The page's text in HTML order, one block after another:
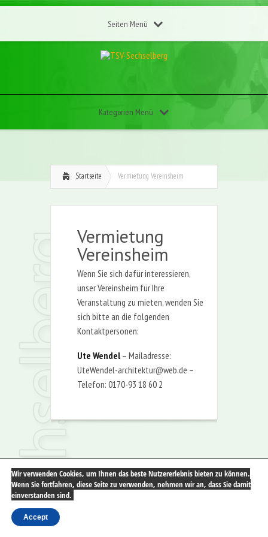
Seiten Menü
Kategorien Menü
Startseite Vermietung Vereinsheim
Vermietung
Vereinsheim
Wenn Sie sich dafür interessieren,
unser Vereinsheim für Ihre
Veranstaltung zu mieten, wenden Sie
sich bitte an die folgenden
Kontaktpersonen:
Ute Wendel– Mailadresse:
UteWendel-architektur@web.de –
Telefon: 0170-93 18 60 2
Wir verwenden Cookies, um Ihnen das beste Nutzererlebnis bieten zu können.
Wenn Sie fortfahren, diese Seite zu verwenden, nehmen wir an, dass Sie damit
einverstanden sind.
Accept